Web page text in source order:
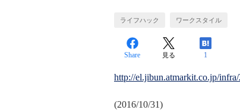
ライフハック ワークスタイル
Share 見る 1
http://el.jibun.atmarkit.co.jp/
(2016/10/31)